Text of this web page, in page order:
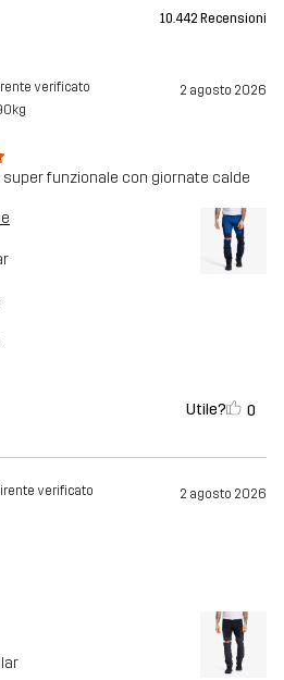
10.442 Recensioni
verificato 2 agosto 2026
funzionale con giornate calde
Utile? 0
verificato 2 agosto 2026